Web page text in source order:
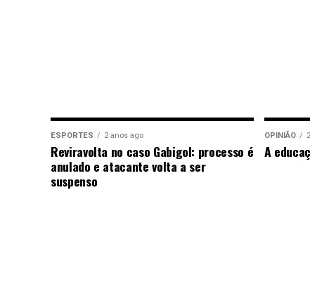
ESPORTES 2 anos ago
Reviravolta no caso Gabigol: processo é
anulado e atacante volta a ser
suspenso
OPINIÃO
A